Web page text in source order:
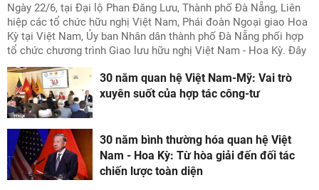
Ngày 22/6, tại Đại lộ Phan Đăng Lưu, Thành phố Đà Nẵng, Liên
hiệp các tổ chức hữu nghị Việt Nam, Phái đoàn Ngoại giao Hoa
Kỳ tại Việt Nam, Ủy ban Nhân dân thành phố Đà Nẵng phối hợp
tổ chức chương trình Giao lưu hữu nghị Việt Nam - Hoa Kỳ. Đây
là hoạt động nằm trong chuỗi sự kiện kỷ niệm 30 năm thiết lập
quan hệ ngoại giao Việt Nam - Hoa Kỳ, thu hút khoảng 3.000 đại
biểu, người dân và du khách tham gia.
30 năm quan hệ Việt Nam-Mỹ: Vai trò
xuyên suốt của hợp tác công-tư
30 năm bình thường hóa quan hệ Việt
Nam - Hoa Kỳ: Từ hòa giải đến đối tác
chiến lược toàn diện